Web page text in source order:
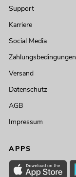
Support
Karriere
Social Media
Zahlungsbedingungen
Versand
Datenschutz
AGB
Impressum
APPS